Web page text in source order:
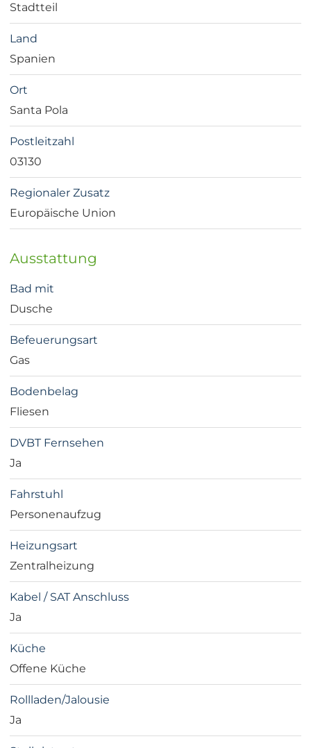
Stadtteil
Land
Spanien
Ort
Santa Pola
Postleitzahl
03130
Regionaler Zusatz
Europäische Union
Ausstattung
Bad mit
Dusche
Befeuerungsart
Gas
Bodenbelag
Fliesen
DVBT Fernsehen
Ja
Fahrstuhl
Personenaufzug
Heizungsart
Zentralheizung
Kabel / SAT Anschluss
Ja
Küche
Offene Küche
Rollladen/Jalousie
Ja